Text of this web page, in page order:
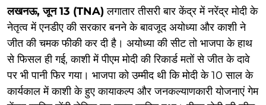
लखनऊ, जून 13 (TNA)लगातार तीसरी बार केंद्र में नरेंद्र मोदी के
नेतृत्व में एनडीए की सरकार बनने के बावजूद अयोध्या और काशी ने
जीत की चमक फीकी कर दी है। अयोध्या की सीट तो भाजपा के हाथ
से फिसल ही गई, काशी में पीएम मोदी की रिकार्ड मतों से जीत के दावे
पर भी पानी फिर गया। भाजपा को उम्मीद थी कि मोदी के 10 साल के
कार्यकाल में काशी के हुए कायाकल्प और जनकल्याणकारी योजनाएं गेम